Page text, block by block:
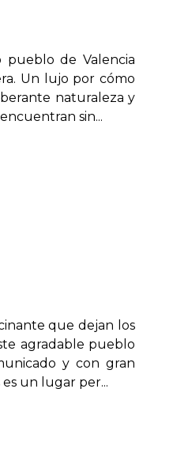
pueblo de Valencia
Un lujo por cómo
naturaleza y
sin...
que dejan los
agradable pueblo
y con gran
un lugar per...